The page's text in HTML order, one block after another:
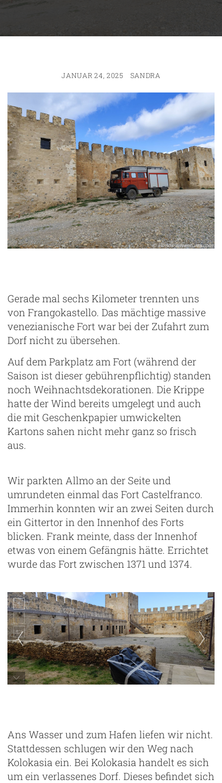
JANUAR 24, 2025 SANDRA
Gerade mal sechs Kilometer trennten uns
von Frangokastello. Das mächtige massive
venezianische Fort war bei der Zufahrt zum
Dorf nicht zu übersehen.
Auf dem Parkplatz am Fort (während der
Saison ist dieser gebührenpflichtig) standen
noch Weihnachtsdekorationen. Die Krippe
hatte der Wind bereits umgelegt und auch
die mit Geschenkpapier umwickelten
Kartons sahen nicht mehr ganz so frisch
aus.
Wir parkten Allmo an der Seite und
umrundeten einmal das Fort Castelfranco.
Immerhin konnten wir an zwei Seiten durch
ein Gittertor in den Innenhof des Forts
blicken. Frank meinte, dass der Innenhof
etwas von einem Gefängnis hätte. Errichtet
wurde das Fort zwischen 1371 und 1374.
Ans Wasser und zum Hafen liefen wir nicht.
Stattdessen schlugen wir den Weg nach
Kolokasia ein. Bei Kolokasia handelt es sich
um ein verlassenes Dorf. Dieses befindet sich